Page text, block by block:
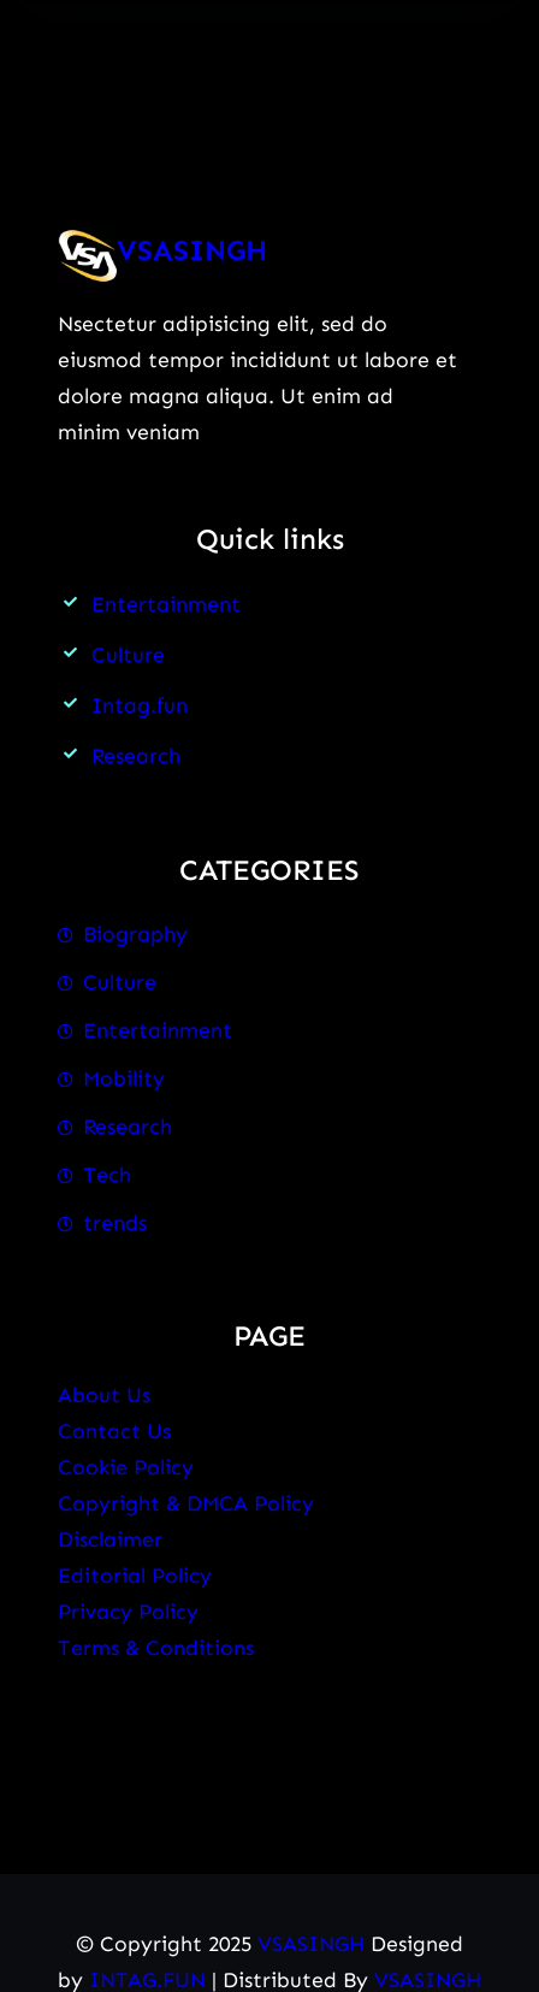
VSASINGH
Nsectetur adipisicing elit, sed do
eiusmod tempor incididunt ut labore et
dolore magna aliqua. Ut enim ad
minim veniam
Quick links
Entertainment
Culture
Intag.fun
Research
CATEGORIES
Biography
Culture
Entertainment
Mobility
Research
Tech
trends
PAGE
About Us
Contact Us
Cookie Policy
Copyright & DMCA Policy
Disclaimer
Editorial Policy
Privacy Policy
Terms & Conditions
© Copyright 2025 VSASINGH Designed
by INTAG.FUN | Distributed By VSASINGH